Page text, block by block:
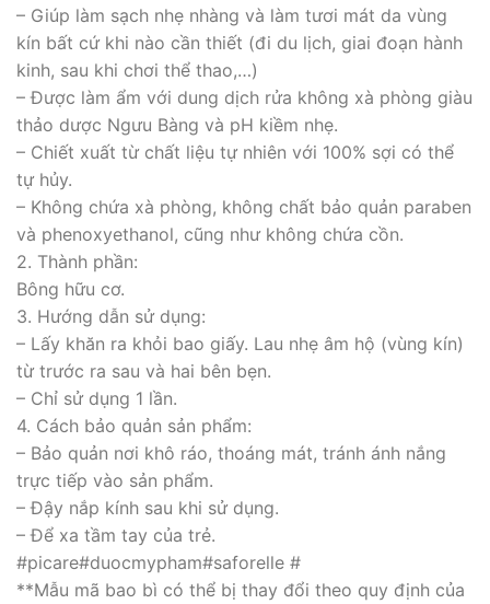
– Giúp làm sạch nhẹ nhàng và làm tươi mát da vùng
kín bất cứ khi nào cần thiết (đi du lịch, giai đoạn hành
kinh, sau khi chơi thể thao,…)
– Được làm ẩm với dung dịch rửa không xà phòng giàu
thảo dược Ngưu Bàng và pH kiềm nhẹ.
– Chiết xuất từ chất liệu tự nhiên với 100% sợi có thể
tự hủy.
– Không chứa xà phòng, không chất bảo quản paraben
và phenoxyethanol, cũng như không chứa cồn.
2. Thành phần:
Bông hữu cơ.
3. Hướng dẫn sử dụng:
– Lấy khăn ra khỏi bao giấy. Lau nhẹ âm hộ (vùng kín)
từ trước ra sau và hai bên bẹn.
– Chỉ sử dụng 1 lần.
4. Cách bảo quản sản phẩm:
– Bảo quản nơi khô ráo, thoáng mát, tránh ánh nắng
trực tiếp vào sản phẩm.
– Đậy nắp kính sau khi sử dụng.
– Để xa tầm tay của trẻ.
#picare#duocmypham#saforelle #
**Mẫu mã bao bì có thể bị thay đổi theo quy định của